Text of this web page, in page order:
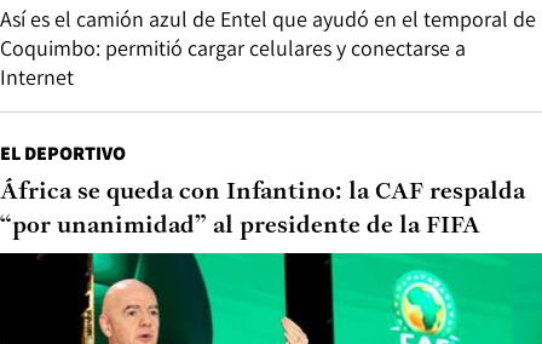
Así es el camión azul de Entel que ayudó en el temporal de
Coquimbo: permitió cargar celulares y conectarse a
Internet
EL DEPORTIVO
África se queda con Infantino: la CAF respalda
“por unanimidad” al presidente de la FIFA